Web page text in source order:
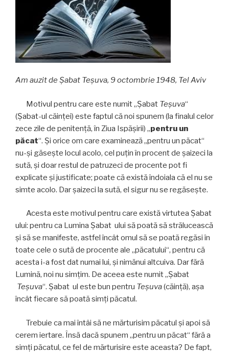
Am auzit de Șabat Teşuva, 9 octombrie 1948, Tel Aviv
Motivul pentru care este numit „Șabat Teşuva“
(Șabat-ul căinţei) este faptul că noi spunem (la finalul celor
zece zile de penitenţă, în Ziua Ispăşirii) „pentru un
păcat“. Şi orice om care examinează „pentru un păcat“
nu-şi găseşte locul acolo, cel puţin în procent de şaizeci la
sută, şi doar restul de patruzeci de procente pot fi
explicate şi justificate; poate că există îndoiala că el nu se
simte acolo. Dar şaizeci la sută, el sigur nu se regăseşte.
Acesta este motivul pentru care există virtutea Șabat
ului: pentru ca Lumina Șabat ului să poată să strălucească
şi să se manifeste, astfel încât omul să se poată regăsi în
toate cele o sută de procente ale „păcatului“, pentru că
acesta i-a fost dat numai lui, şi nimănui altcuiva. Dar fără
Lumină, noi nu simţim. De aceea este numit „Șabat
Teşuva“. Șabat ul este bun pentru Teşuva(căinţă), aşa
încât fiecare să poată simţi păcatul.
Trebuie ca mai întâi să ne mărturisim păcatul şi apoi să
cerem iertare. Însă dacă spunem „pentru un păcat“ fără a
simţi păcatul, ce fel de mărturisire este aceasta? De fapt,